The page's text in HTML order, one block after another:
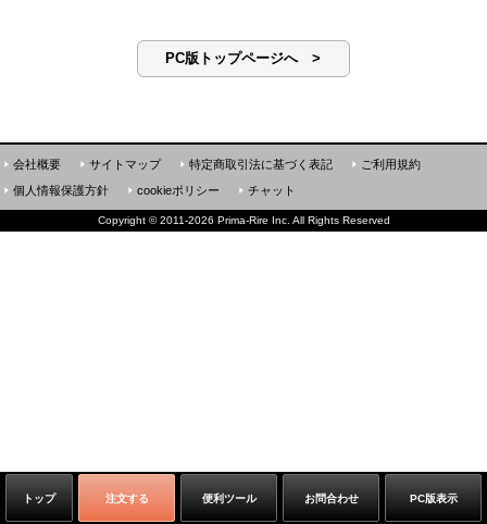
PC版トップページへ >
トップ 注文する 便利ツール お問合わせ PC版表示
会社概要 サイトマップ 特定商取引法に基づく表記
ご利用規約
個人情報保護方針
cookieポリシー チャット
Copyright ©2011-2026 Prima-Rire Inc. All Rights Reserved